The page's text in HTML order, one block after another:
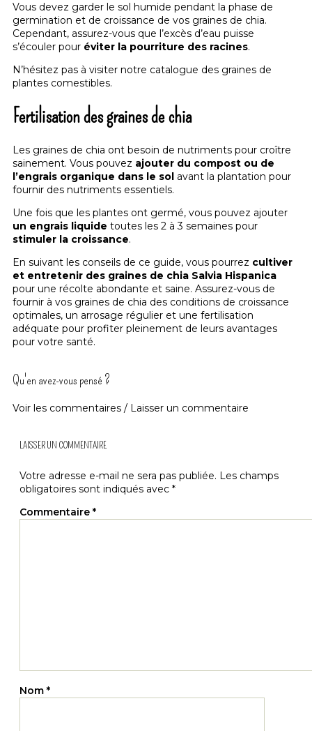
Vous devez garder le sol humide pendant la phase de
germination et de croissance de vos graines de chia.
Cependant, assurez-vous que l’excès d’eau puisse
s’écouler pour éviter la pourriture des racines.
N’hésitez pas à visiter notre catalogue des graines de
plantes comestibles.
Fertilisation des graines de chia
Les graines de chia ont besoin de nutriments pour croître
sainement. Vous pouvez ajouter du compost ou de
l’engrais organique dans le sol avant la plantation pour
fournir des nutriments essentiels.
Une fois que les plantes ont germé, vous pouvez ajouter
un engrais liquide toutes les 2 à 3 semaines pour
stimuler la croissance.
En suivant les conseils de ce guide, vous pourrez cultiver
et entretenir des graines de chia Salvia Hispanica
pour une récolte abondante et saine. Assurez-vous de
fournir à vos graines de chia des conditions de croissance
optimales, un arrosage régulier et une fertilisation
adéquate pour profiter pleinement de leurs avantages
pour votre santé.
Qu'en avez-vous pensé ?
Voir les commentaires / Laisser un commentaire
LAISSER UN COMMENTAIRE
Votre adresse e-mail ne sera pas publiée. Les champs
obligatoires sont indiqués avec *
Commentaire *
Nom *